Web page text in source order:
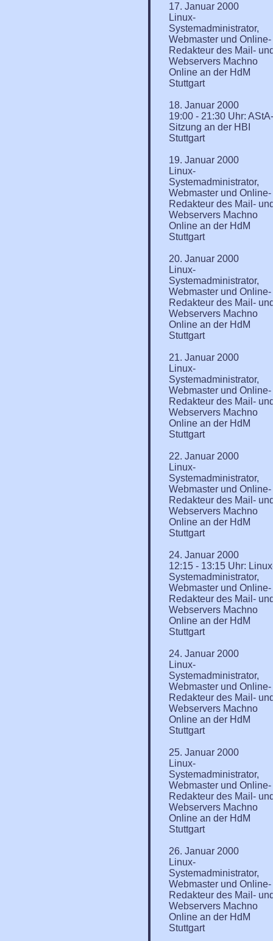
17. Januar 2000
Linux-
Systemadministrator,
Webmaster und Online-
Redakteur des Mail-
Webservers Machno
Online an der HdM
Stuttgart
18. Januar 2000
19:00 - 21:30 Uhr: AStA-
Sitzung an der HBI
Stuttgart
19. Januar 2000
Linux-
Systemadministrator,
Webmaster und Online-
Redakteur des Mail-
Webservers Machno
Online an der HdM
Stuttgart
20. Januar 2000
Linux-
Systemadministrator,
Webmaster und Online-
Redakteur des Mail-
Webservers Machno
Online an der HdM
Stuttgart
21. Januar 2000
Linux-
Systemadministrator,
Webmaster und Online-
Redakteur des Mail-
Webservers Machno
Online an der HdM
Stuttgart
22. Januar 2000
Linux-
Systemadministrator,
Webmaster und Online-
Redakteur des Mail-
Webservers Machno
Online an der HdM
Stuttgart
24. Januar 2000
12:15 - 13:15 Uhr:
Systemadministrator,
Webmaster und Online-
Redakteur des Mail-
Webservers Machno
Online an der HdM
Stuttgart
24. Januar 2000
Linux-
Systemadministrator,
Webmaster und Online-
Redakteur des Mail-
Webservers Machno
Online an der HdM
Stuttgart
25. Januar 2000
Linux-
Systemadministrator,
Webmaster und Online-
Redakteur des Mail-
Webservers Machno
Online an der HdM
Stuttgart
26. Januar 2000
Linux-
Systemadministrator,
Webmaster und Online-
Redakteur des Mail-
Webservers Machno
Online an der HdM
Stuttgart